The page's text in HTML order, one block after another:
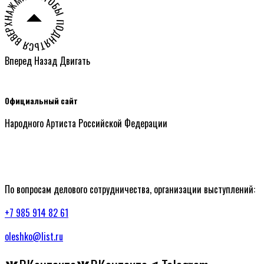
НАЖМИТЕ ЧТОБЫ ПОДНЯТЬСЯ ВВЕРХ СТРАНИЦЫ ○
Вперед Назад Двигать
Официальный сайт
Народного Артиста Российской Федерации
По вопросам делового сотрудничества, организации выступлений:
+7 985 914 82 61
oleshko@list.ru